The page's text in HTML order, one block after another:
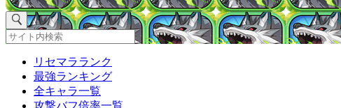
リセマラランク
最強ランキング
全キャラ一覧
攻撃バフ倍率一覧